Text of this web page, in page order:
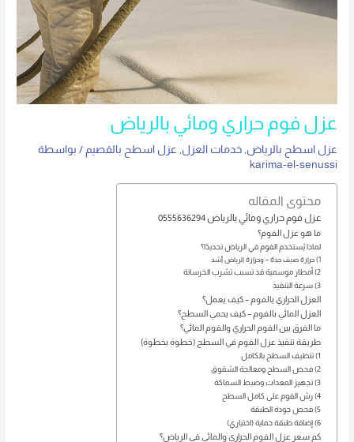
عزل فوم حراري ومائي بالرياض
عزل اسطح بالرياض,خدمات العزل, عزل اسطح بالقصيم / بواسطة
karima-el-senussi
محتوى المقاله
عزل فوم حراري ومائي بالرياض 0555636294
ما هو عزل الفوم؟
لماذا يُستخدم الفوم في الرياض تحديدًا؟
1) حرارة صيف جدة – وحرارة الرياض أشد
2) أمطار موسمية قد تسبب تشرب الخرسانة
3) سرعة التنفيذ
العزل الحراري بالفوم – كيف يعمل؟
العزل المائي بالفوم – كيف يحمي السطح؟
ما الفرق بين الفوم الحراري والفوم المائي؟
طريقة تنفيذ عزل الفوم في السطح (خطوة بخطوة)
1) تنظيف السطح بالكامل
2) فحص السطح ومعالجة الشقوق
3) تجهيز المعدات وضبط السماكة
4) رش الفوم على كامل السطح
5) فحص جودة الطبقة
6) إضافة طبقة حماية (اختياري)
كم سعر عزل الفوم الحراري والمائي في الرياض؟